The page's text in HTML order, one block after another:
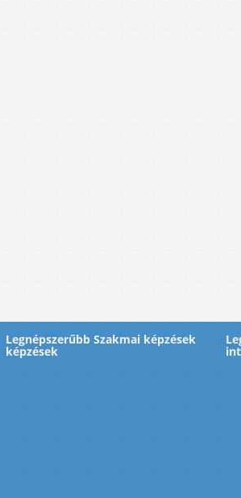
Legnépszerűbb Szakmai képzések
képzések